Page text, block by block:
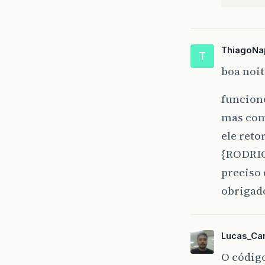
T
boa
mas
ele
preciso
O